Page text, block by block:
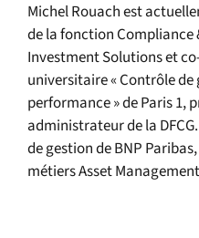
Michel Rouach est
de la fonction Compliance
Investment Solutions et
universitaire « Contrôle
performance » de Paris 1,
administrateur de la
de gestion de BNP
métiers Asset